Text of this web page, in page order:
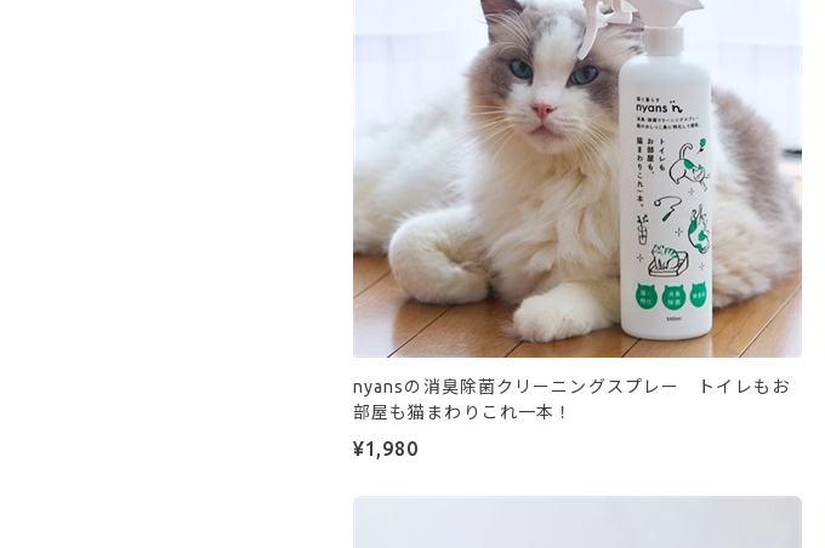
nyansの消臭除菌クリーニングスプレー トイレもお
部屋も猫まわりこれ一本！
¥1,980